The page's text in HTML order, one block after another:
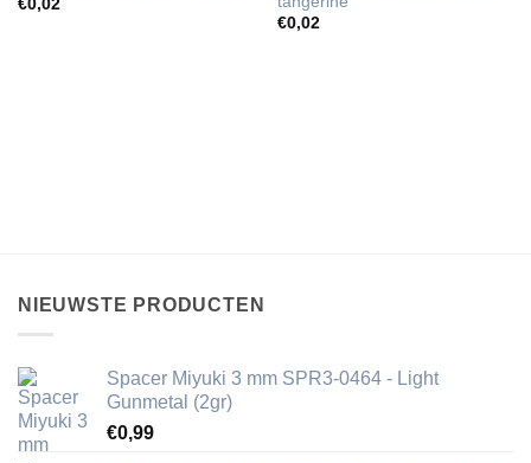
€0,02
€0,02
NIEUWSTE PRODUCTEN
Spacer Miyuki 3 mm SPR3-0464 - Light
Gunmetal (2gr)
€0,99